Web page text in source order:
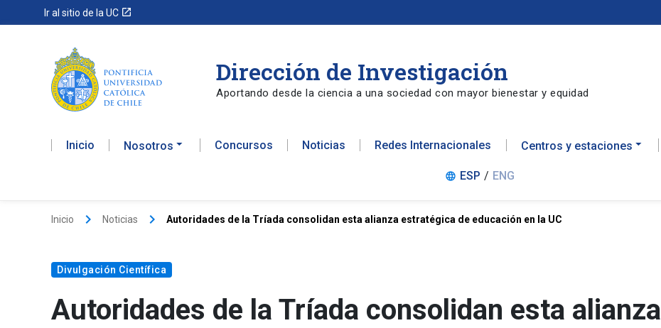
Ir al sitio de la UC launch
Dirección de Investigación
Aportando desde la ciencia a una sociedad con mayor bienestar y equidad
Inicio Nosotros Concursos Noticias Redes Internacionales Centros y estaciones
language ESP / ENG
Inicio keyboard_arrow_right Noticias keyboard_arrow_right Autoridades de la Tríada consolidan esta alianza estratégica de educación en la UC
Divulgación Científica
Autoridades de la Tríada consolidan esta alianza